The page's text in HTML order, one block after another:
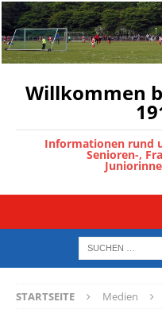
Willkommen
Informationen rund
Senioren-,
STARTSEITE Medien